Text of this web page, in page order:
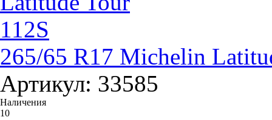
265/65 R17 Michelin
Артикул: 33585
Наличения
10